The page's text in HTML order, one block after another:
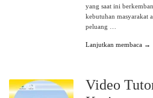
yang saat ini
kebutuhan masyarakat
peluang …
Lanjutkan membaca →
Video